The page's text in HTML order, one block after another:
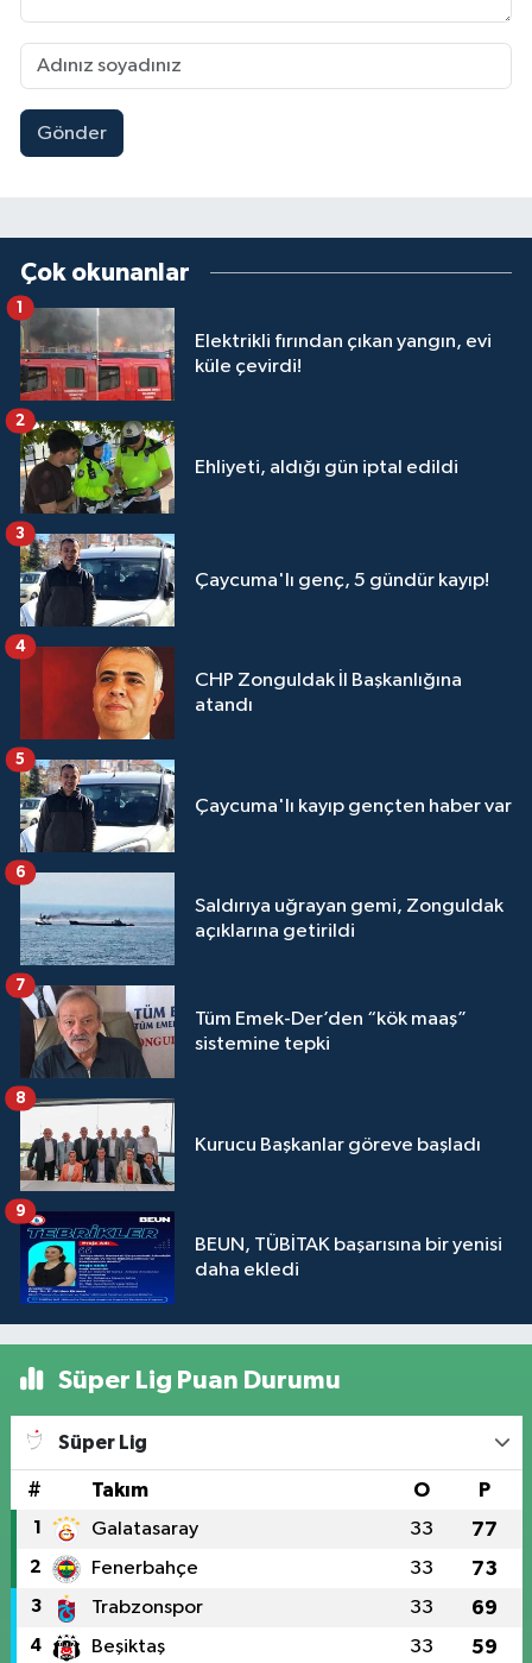
Gönder
Çok okunanlar
Elektrikli fırından çıkan yangın, evi
küle çevirdi!
1
Ehliyeti, aldığı gün iptal edildi
2
Çaycuma'lı genç, 5 gündür kayıp!
3
CHP Zonguldak İl Başkanlığına
atandı
4
Çaycuma'lı kayıp gençten haber var
5
Saldırıya uğrayan gemi, Zonguldak
açıklarına getirildi
6
Tüm Emek-Der’den “kök maaş”
sistemine tepki
7
Kurucu Başkanlar göreve başladı
8
BEUN, TÜBİTAK başarısına bir yenisi
daha ekledi
9
Süper Lig Puan Durumu
Süper Lig
# Takım O P
1 Galatasaray 33 77
2 Fenerbahçe 33 73
3 Trabzonspor 33 69
4 Beşiktaş 33 59